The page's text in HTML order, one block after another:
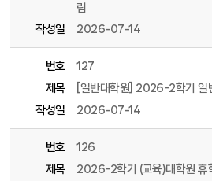
림
작성일
2026-07-14
번호
127
제목
[일반대학원] 2026-2학기 일
작성일
2026-07-14
번호
126
제목
2026-2학기 (교육)대학원 휴